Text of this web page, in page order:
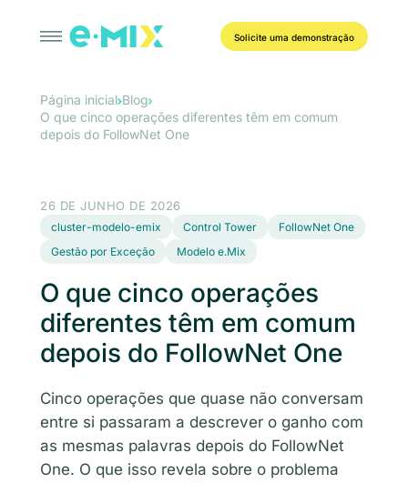
Solicite uma demonstração
Página inicial Blog
O que cinco operações diferentes têm em comum
depois do FollowNet One
26 DE JUNHO DE 2026
cluster-modelo-emix Control Tower
FollowNet One
Gestão por Exceção
Modelo e.Mix
O que cinco operações
diferentes têm em comum
depois do FollowNet One
Cinco operações que quase não conversam
entre si passaram a descrever o ganho com
as mesmas palavras depois do FollowNet
One. O que isso revela sobre o problema